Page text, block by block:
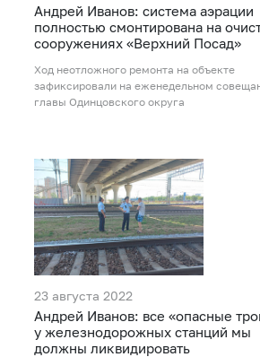
Андрей Иванов: система аэрации
полностью смонтирована на
сооружениях «Верхний Посад»
Ход неотложного ремонта на объекте
зафиксировали на еженедельном
главы Одинцовского округа
23 августа 2022
Андрей Иванов: все «опасные
у железнодорожных станций мы
должны ликвидировать